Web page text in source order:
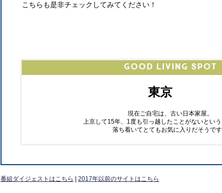
こちらも是非チェックしてみてください！
東京
現在ご自宅は、古い日本家屋。
上京して15年、1度も引っ越したことがないという
落ち着いてとてもお気に入りだそうです
番組ダイジェストはこちら 2017年以前のサイトはこちら